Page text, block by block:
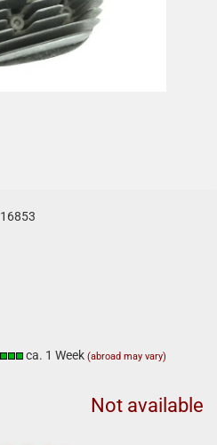
16853
ca. 1 Week(abroad may vary)
Not available